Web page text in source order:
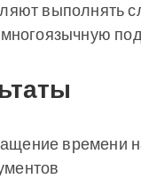
выполнять
времени